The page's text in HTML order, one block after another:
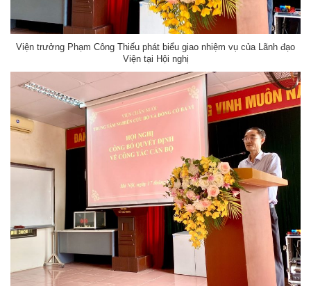
Viện trưởng Phạm Công Thiếu phát biểu giao nhiệm vụ của Lãnh đạo
Viện tại Hội nghị